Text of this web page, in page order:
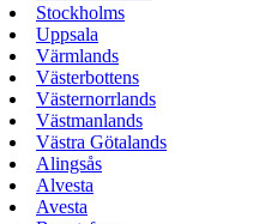
Stockholms
Uppsala
Värmlands
Västerbottens
Västernorrlands
Västmanlands
Västra Götalands
Alingsås
Alvesta
Avesta